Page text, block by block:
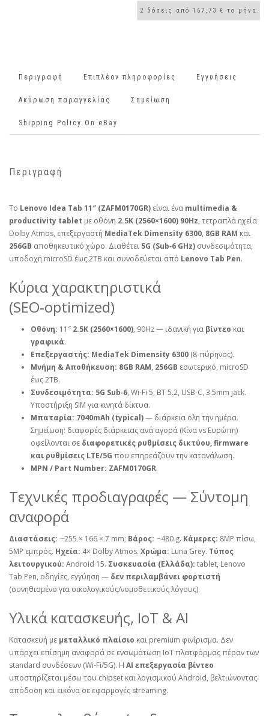
Περιγραφή Επιπλέον πληροφορίες Εγγυήσεις
Ακύρωση παραγγελίας Σημείωση
Shipping Policy On eBay
Περιγραφή
Το Lenovo Idea Tab 11″ (ZAFM0170GR) είναι ένα multimedia &
productivity tablet με οθόνη 2.5K (2560×1600) 90Hz, τετραπλά ηχεία
Dolby Atmos, επεξεργαστή MediaTek Dimensity 6300, 8GB RAM και
256GB αποθηκευτικό χώρο. Διαθέτει 5G (Sub‑6 GHz) συνδεσιμότητα,
υποδοχή microSD έως 2TB και συνοδεύεται από Lenovo Tab Pen.
Κύρια χαρακτηριστικά
(SEO‑optimized)
Οθόνη: 11″ 2.5K (2560×1600), 90Hz — ιδανική για βίντεο και
γραφικά.
Επεξεργαστής: MediaTek Dimensity 6300 (8‑πύρηνος).
Μνήμη & Αποθήκευση: 8GB RAM, 256GB εσωτερικό, microSD
έως 2TB.
Συνδεσιμότητα: 5G Sub‑6, Wi‑Fi 5, BT 5.2, USB‑C, 3.5mm jack.
Υποστήριξη SIM για κινητά δίκτυα.
Μπαταρία: 7040mAh (typical)— διάρκεια όλη την ημέρα.
Σημείωση: διαφορές διάρκειας ανά αγορά (Κίνα vs Ευρώπη)
οφείλονται σε διαφορετικές ρυθμίσεις δικτύου, firmware
και ρυθμίσεις LTE/5G που επηρεάζουν την κατανάλωση.
MPN / Part Number: ZAFM0170GR.
Τεχνικές προδιαγραφές — Σύντομη
αναφορά
Διαστάσεις: ~255 × 166 × 7 mm; Βάρος: ~480 g. Κάμερες: 8MP πίσω,
5MP εμπρός. Ηχεία: 4× Dolby Atmos. Χρώμα: Luna Grey. Τύπος
λειτουργικού: Android 15. Συσκευασία (Ελλάδα): tablet, Lenovo
Tab Pen, οδηγίες, εγγύηση — δεν περιλαμβάνει φορτιστή
(συνηθισμένο για οικολογικούς/νομοθετικούς λόγους).
Υλικά κατασκευής, IoT & AI
Κατασκευή με μεταλλικό πλαίσιο και premium φινίρισμα. Δεν
υπάρχει επίσημη αναφορά σε ενσωμάτωση IoT πλατφόρμας πέραν των
standard συνδέσεων (Wi‑Fi/5G). Η AI επεξεργασία βίντεο
υποστηρίζεται μέσω του chipset και λογισμικού Android, βελτιώνοντας
απόδοση και εικόνα σε εφαρμογές streaming.